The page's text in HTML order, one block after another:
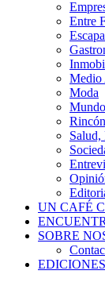
Entre
Medio
Moda
Salud,
UN CAFÉ
SOBRE
EDICIONES